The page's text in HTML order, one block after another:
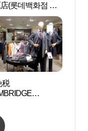
(롯데백화점 노
税
지멤버스 롯데
원점)